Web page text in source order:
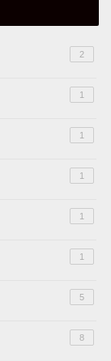
2
1
1
1
1
1
5
8